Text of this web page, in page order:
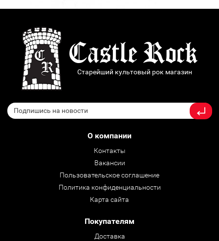
Старейший культовый рок магазин
О компании
Контакты
Вакансии
Пользовательское соглашение
Политика конфиденциальности
Карта сайта
Покупателям
Доставка